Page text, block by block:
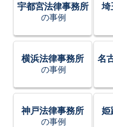
宇都宮法律事務所
の事例
埼
横浜法律事務所
の事例
名
神戸法律事務所
の事例
姫